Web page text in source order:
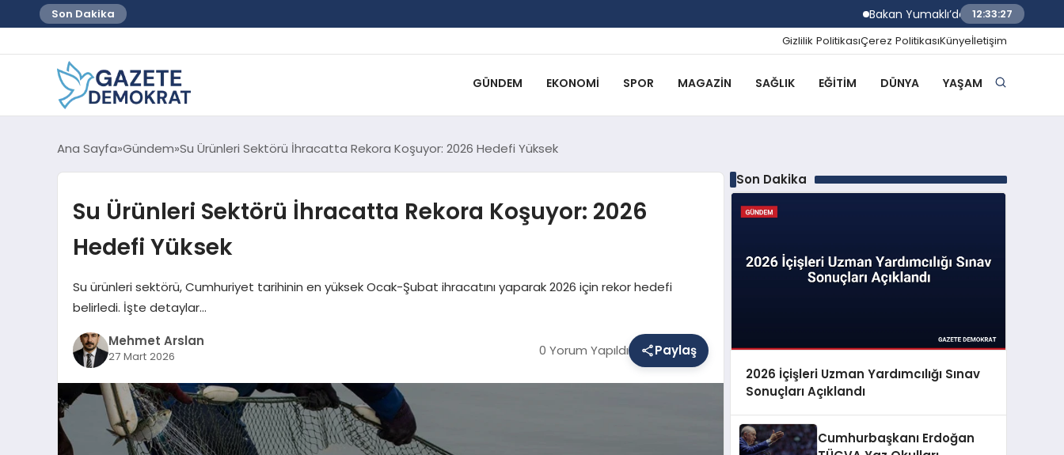
Son Dakika Bakan Yumaklı’dan Beş İl İçin Kritik Orman
12:33:28
Gizlilik PolitikasıÇerez PolitikasıKünyeİletişim
GÜNDEM EKONOMI SPOR MAGAZIN SAĞLIK EĞITIM DÜNYA YAŞAM
Ana Sayfa Gündem Su Ürünleri Sektörü İhracatta Rekora Koşuyor: 2026 Hedefi Yüksek
Su Ürünleri Sektörü İhracatta Rekora Koşuyor: 2026
Hedefi Yüksek
Su ürünleri sektörü, Cumhuriyet tarihinin en yüksek Ocak-Şubat ihracatını yaparak 2026 için rekor hedefi
belirledi. İşte detaylar…
Mehmet Arslan
27 Mart 2026 0 Yorum Yapıldı Paylaş
Son Dakika
2026 İçişleri Uzman Yardımcılığı Sınav
Sonuçları Açıklandı
Cumhurbaşkanı Erdoğan